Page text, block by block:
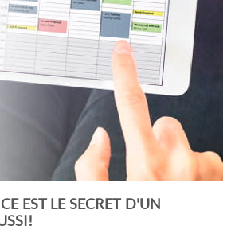
EST LE SECRET D'UN